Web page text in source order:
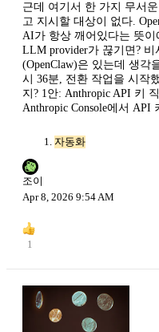
근데 여기서 한 가지 무서
고 지시할 대상이 없다.
AI가 항상 깨어있다는 뜻이
LLM provider가 끊기면?
(OpenClaw)은 있는데 생각
시 36분, 전환 작업을 시작
지? 1안: Anthropic API 키
Anthropic Console에서
자동화
조이
Apr 8, 2026 9:54 AM
1